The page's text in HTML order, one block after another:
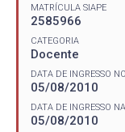
MATRÍCULA SIAPE
2585966
CATEGORIA
Docente
DATA DE INGRESSO
05/08/2010
DATA DE INGRESSO
05/08/2010